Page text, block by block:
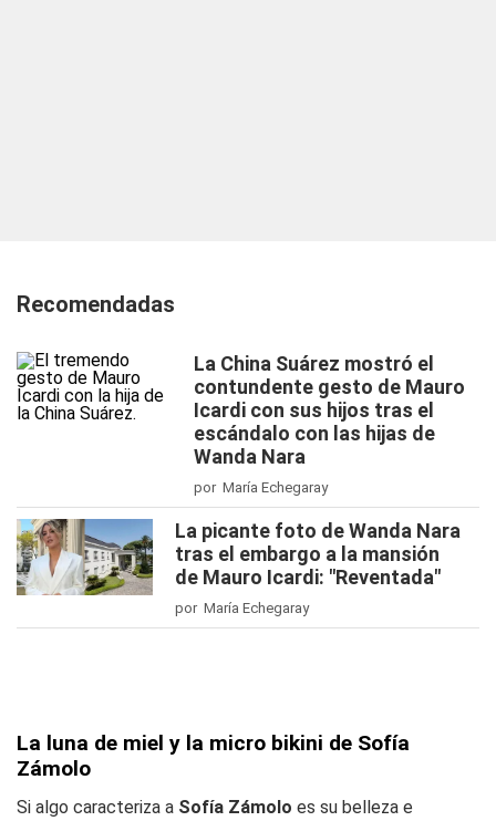
Recomendadas
La China Suárez mostró el
contundente gesto de Mauro
Icardi con sus hijos tras el
escándalo con las hijas de
Wanda Nara
por María Echegaray
La picante foto de Wanda Nara
tras el embargo a la mansión
de Mauro Icardi: "Reventada"
por María Echegaray
La luna de miel y la micro bikini de Sofía
Zámolo
Si algo caracteriza a Sofía Zámolo es su belleza e